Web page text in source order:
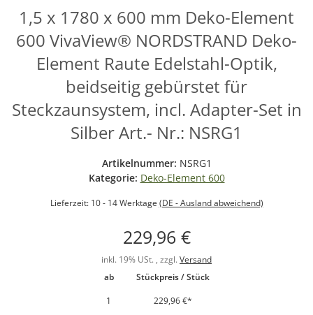
1,5 x 1780 x 600 mm Deko-Element
600 VivaView® NORDSTRAND Deko-
Element Raute Edelstahl-Optik,
beidseitig gebürstet für
Steckzaunsystem, incl. Adapter-Set in
Silber Art.- Nr.: NSRG1
Artikelnummer: NSRG1
Kategorie: Deko-Element 600
Lieferzeit: 10 - 14 Werktage (DE - Ausland abweichend)
229,96 €
inkl. 19% USt. , zzgl. Versand
ab
Stückpreis / Stück
1
229,96 €*